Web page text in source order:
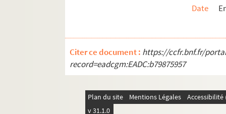
Date
Citer ce document : https://ccfr.bnf.fr/
record=eadcgm:EADC:b79875957
Plan du site Mentions Légales
v 31.1.0